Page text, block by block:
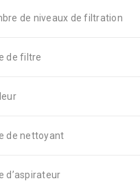
de niveaux de filtration
de filtre
de nettoyant
d’aspirateur